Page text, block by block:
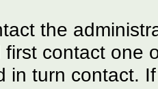
the
contact one
in turn contact.